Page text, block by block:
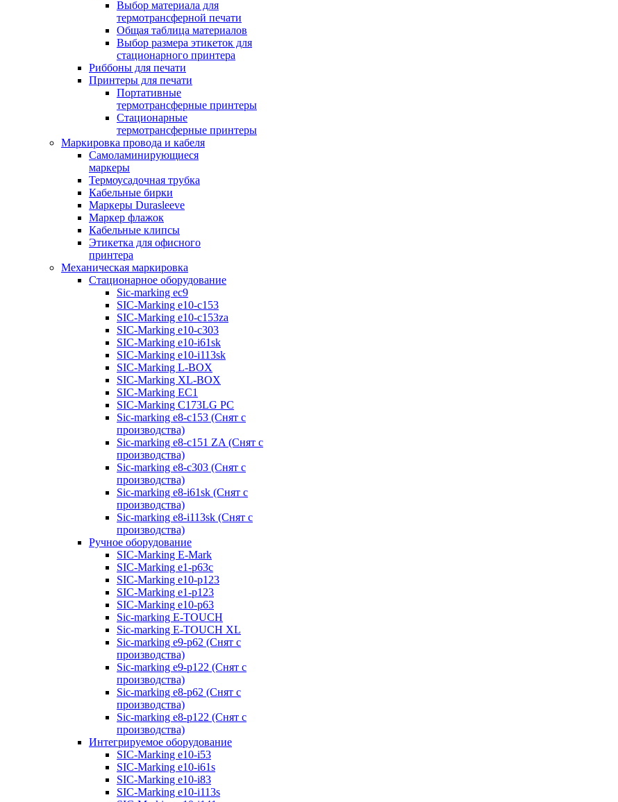
Выбор материала для
термотрансферной печати
Общая таблица материалов
Выбор размера этикеток для
стационарного принтера
Риббоны для печати
Принтеры для печати
Портативные
термотрансферные принтеры
Стационарные
термотрансферные принтеры
Маркировка провода и кабеля
Самоламинирующиеся
маркеры
Термоусадочная трубка
Кабельные бирки
Маркеры Durasleeve
Маркер флажок
Кабельные клипсы
Этикетка для офисного
принтера
Механическая маркировка
Стационарное оборудование
Sic-marking ec9
SIC-Marking e10-c153
SIC-Marking e10-c153za
SIC-Marking e10-c303
SIC-Marking e10-i61sk
SIC-Marking e10-i113sk
SIC-Marking L-BOX
SIC-Marking XL-BOX
SIC-Marking EC1
SIC-Marking C173LG PC
Sic-marking e8-c153 (Снят с
производства)
Sic-marking e8-c151 ZA (Снят с
производства)
Sic-marking e8-c303 (Снят с
производства)
Sic-marking e8-i61sk (Снят с
производства)
Sic-marking e8-i113sk (Снят с
производства)
Ручное оборудование
SIC-Marking E-Mark
SIC-Marking e1-p63с
SIC-Marking e10-p123
SIC-Marking e1-p123
SIC-Marking e10-p63
Sic-marking E-TOUCH
Sic-marking E-TOUCH XL
Sic-marking e9-p62 (Снят с
производства)
Sic-marking e9-p122 (Снят с
производства)
Sic-marking e8-p62 (Снят с
производства)
Sic-marking e8-p122 (Снят с
производства)
Интегрируемое оборудование
SIC-Marking e10-i53
SIC-Marking e10-i61s
SIC-Marking e10-i83
SIC-Marking e10-i113s